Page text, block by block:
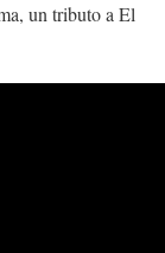
un tributo a El